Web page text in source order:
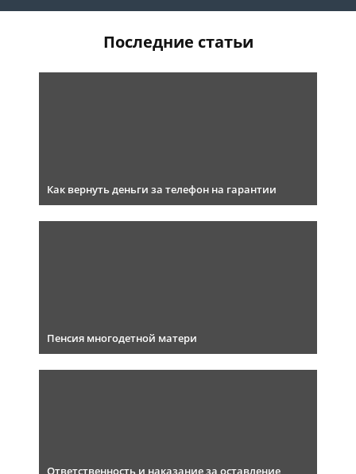
Последние статьи
Как вернуть деньги за телефон на гарантии
Пенсия многодетной матери
Ответственность и наказание за оставление